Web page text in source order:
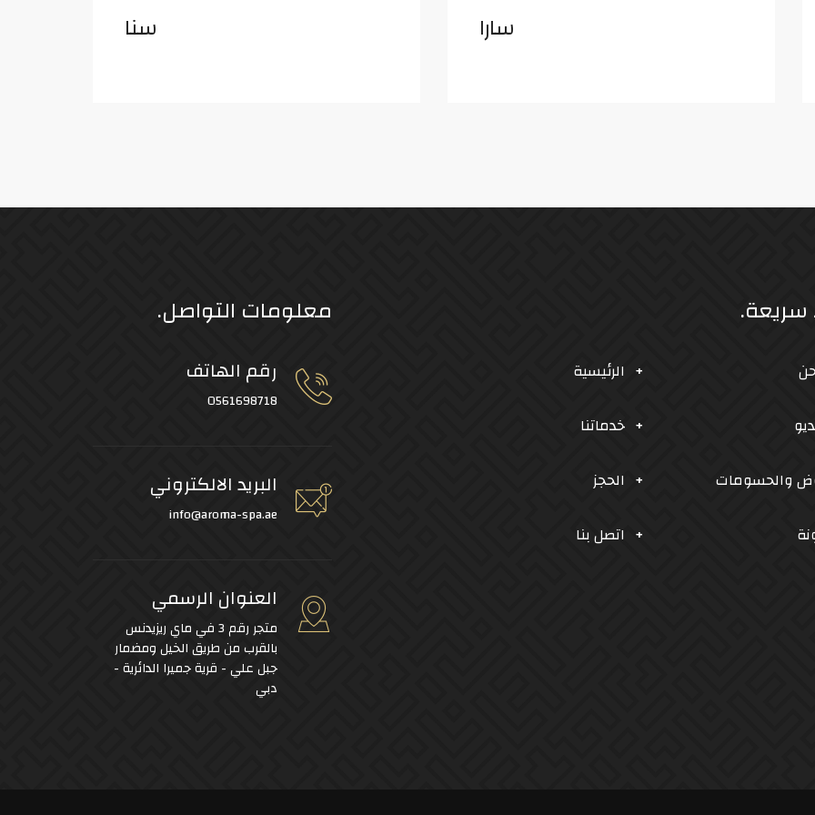
سنا سارا
سريعة.
الرئيسية
خدماتنا
الحجز
والحسومات
اتصل بنا
معلومات التواصل.
رقم الهاتف
0561698718
البريد الالكتروني
info@aroma-spa.ae
العنوان الرسمي
متجر رقم 3 في ماي ريزيدنس
بالقرب من طريق الخيل ومضمار
جبل علي - قرية جميرا الدائرية -
دبي